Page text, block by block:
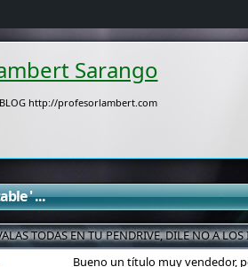
Sarango
http://profesorlambert.com
' ...
TODAS EN TU PENDRIVE, DILE NO A LOS
Bueno un título muy vendedor,